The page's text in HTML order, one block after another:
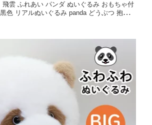
飛雲 ふれあい パンダ ぬいぐるみ おもちゃ付
色 リアルぬいぐるみ panda どうぶつ 抱き枕
ダぬいぐるみ かわいい 大きい 動物 お見舞
枕 添い寝 癒し系 プレゼント 贈り物 ぬい